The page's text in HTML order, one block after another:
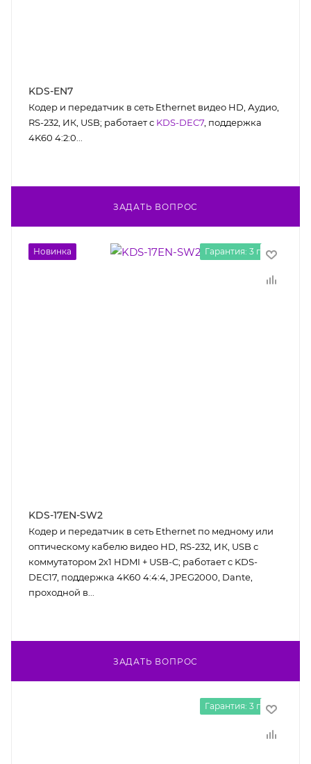
KDS-EN7
Кодер и передатчик в сеть Ethernet видео HD, Аудио,
RS-232, ИК, USB; работает с KDS-DEC7 , поддержка
4K60 4:2:0...
ЗАДАТЬ ВОПРОС
Новинка Гарантия: 3 года
KDS-17EN-SW2
Кодер и передатчик в сеть Ethernet по медному или
оптическому кабелю видео HD, RS-232, ИК, USB с
коммутатором 2х1 HDMI + USB-C; работает с KDS-
DEC17, поддержка 4K60 4:4:4, JPEG2000, Dante,
проходной в...
ЗАДАТЬ ВОПРОС
Гарантия: 3 года